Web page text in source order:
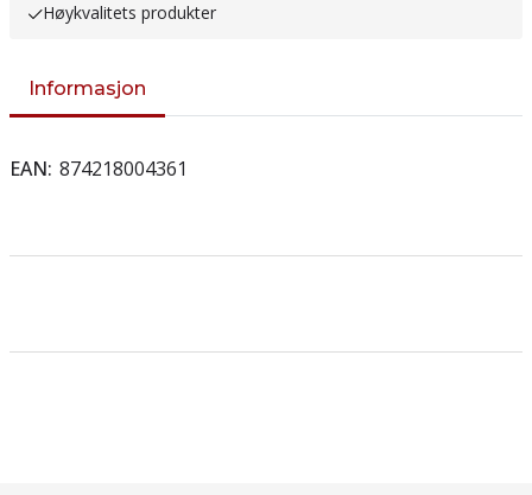
Høykvalitets produkter
Informasjon
EAN 874218004361